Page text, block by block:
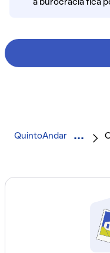
a burocracia fica
QuintoAndar